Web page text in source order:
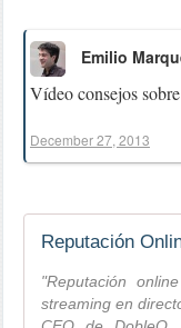
Vídeo consejos
Emilio
December 27, 2013
Reputación
"Reputación
streaming en